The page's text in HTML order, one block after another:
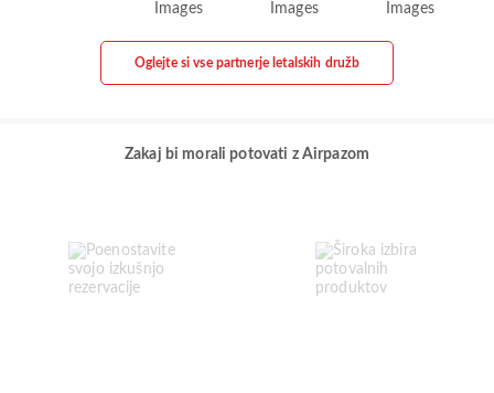
Oglejte si vse partnerje letalskih družb
Zakaj bi morali potovati z Airpazom